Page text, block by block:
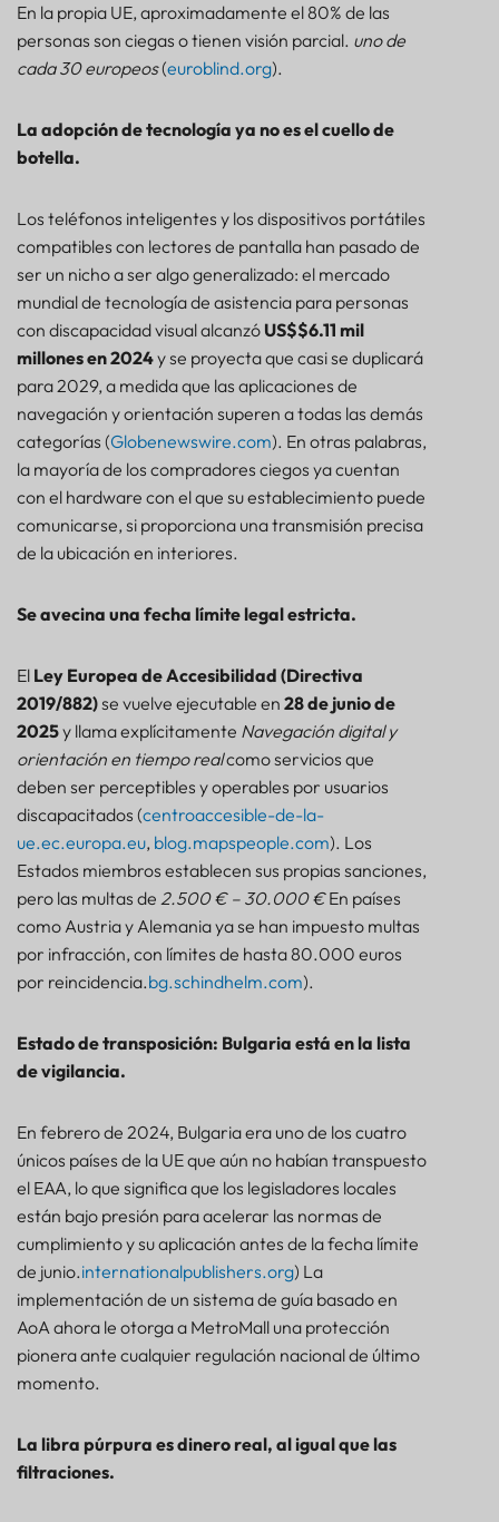
En la propia UE, aproximadamente el 80% de las
personas son ciegas o tienen visión parcial. uno de
cada 30 europeos(euroblind.org).
La adopción de tecnología ya no es el cuello de
botella.
Los teléfonos inteligentes y los dispositivos portátiles
compatibles con lectores de pantalla han pasado de
ser un nicho a ser algo generalizado: el mercado
mundial de tecnología de asistencia para personas
con discapacidad visual alcanzó US$$6.11 mil
millones en 2024y se proyecta que casi se duplicará
para 2029, a medida que las aplicaciones de
navegación y orientación superen a todas las demás
categorías (Globenewswire.com). En otras palabras,
la mayoría de los compradores ciegos ya cuentan
con el hardware con el que su establecimiento puede
comunicarse, si proporciona una transmisión precisa
de la ubicación en interiores.
Se avecina una fecha límite legal estricta.
El Ley Europea de Accesibilidad (Directiva
2019/882)se vuelve ejecutable en 28 de junio de
2025y llama explícitamente Navegación digital y
orientación en tiempo realcomo servicios que
deben ser perceptibles y operables por usuarios
discapacitados (centroaccesible-de-la-
ue.ec.europa.eu, blog.mapspeople.com). Los
Estados miembros establecen sus propias sanciones,
pero las multas de 2.500 € – 30.000 €En países
como Austria y Alemania ya se han impuesto multas
por infracción, con límites de hasta 80.000 euros
por reincidencia.bg.schindhelm.com).
Estado de transposición: Bulgaria está en la lista
de vigilancia.
En febrero de 2024, Bulgaria era uno de los cuatro
únicos países de la UE que aún no habían transpuesto
el EAA, lo que significa que los legisladores locales
están bajo presión para acelerar las normas de
cumplimiento y su aplicación antes de la fecha límite
de junio.internationalpublishers.org) La
implementación de un sistema de guía basado en
AoA ahora le otorga a MetroMall una protección
pionera ante cualquier regulación nacional de último
momento.
La libra púrpura es dinero real, al igual que las
filtraciones.